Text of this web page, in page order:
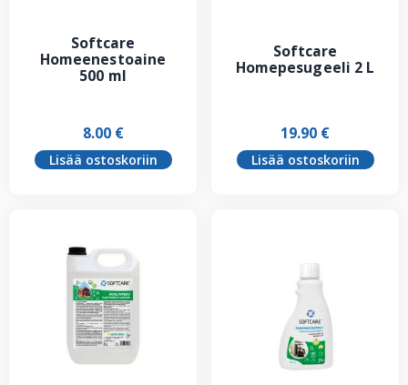
Softcare
Homeenestoaine
500 ml
8.00 €
Lisää ostoskoriin
Softcare
Homepesugeeli 2 L
19.90 €
Lisää ostoskoriin